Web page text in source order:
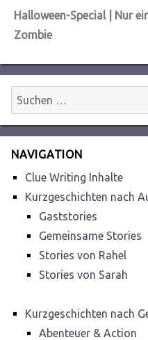
Nächster
Beitrag:
Halloween-Special | Nur
Zombie
Suchen
nach:
NAVIGATION
Clue Writing Inhalte
Kurzgeschichten nach
Gaststories
Gemeinsame Stories
Stories von Rahel
Stories von Sarah
Kurzgeschichten nach
Abenteuer & Action